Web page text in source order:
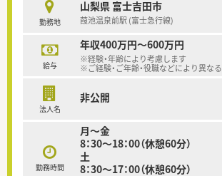
勤務地
山梨県 富士吉田市
葭池温泉前駅 (富士急行線)
給与
年収400万円～600万円
※経験・年齢により考慮します
※ご経験・ご年齢・役職などにより異なる
法人名
非公開
勤務時間
月～金
8：30～18：00（休憩60分）
土
8：30～17：00（休憩60分）